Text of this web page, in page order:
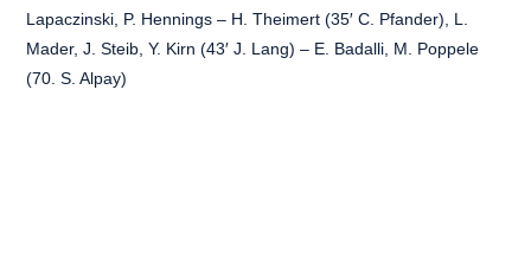
Lapaczinski, P. Hennings – H. Theimert (35′ C. Pfander), L.
Mader, J. Steib, Y. Kirn (43′ J. Lang) – E. Badalli, M. Poppele
(70. S. Alpay)